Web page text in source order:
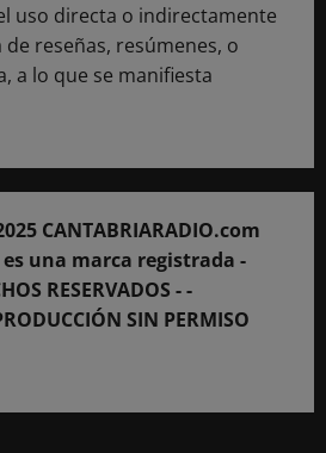
uso directa o indirectamente
reseñas, resúmenes, o
a lo que se manifiesta
CANTABRIARADIO.com
es una marca registrada -
RESERVADOS - -
SIN PERMISO